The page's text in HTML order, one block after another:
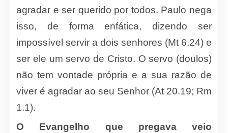
agradar e ser querido por todos. Paulo nega
isso, de forma enfática, dizendo ser
impossível servir a dois senhores (Mt 6.24) e
ser ele um servo de Cristo. O servo (doulos)
não tem vontade própria e a sua razão de
viver é agradar ao seu Senhor (At 20.19; Rm
1.1).
O Evangelho que pregava veio